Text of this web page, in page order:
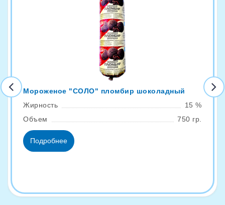
Мороженое "СОЛО" пломбир шоколадный
Жирность
15 %
Объем
750 гр.
Подробнее